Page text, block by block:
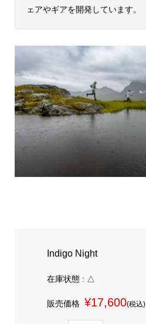
ェアやギアを開発しています。
Indigo Night
在庫状態 : △
販売価格 ¥17,600(税込)